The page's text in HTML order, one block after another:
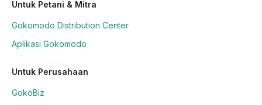
Untuk Petani & Mitra
Gokomodo Distribution Center
Aplikasi Gokomodo
Untuk Perusahaan
GokoBiz